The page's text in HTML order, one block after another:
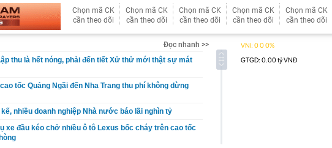
Chọn mã CK
cần theo dõi
Chọn mã CK
cần theo dõi
Chọn mã CK
cần theo dõi
Chọn mã CK
cần theo dõi
Chọn mã CK
cần theo dõi
Đọc nhanh >>
thu là hết nóng, phải đến tiết Xử thử mới thật sự mát
tốc Quảng Ngãi đến Nha Trang thu phí không dừng
kế, nhiều doanh nghiệp Nhà nước báo lãi nghìn tỷ
xe đầu kéo chở nhiều ô tô Lexus bốc cháy trên cao tốc